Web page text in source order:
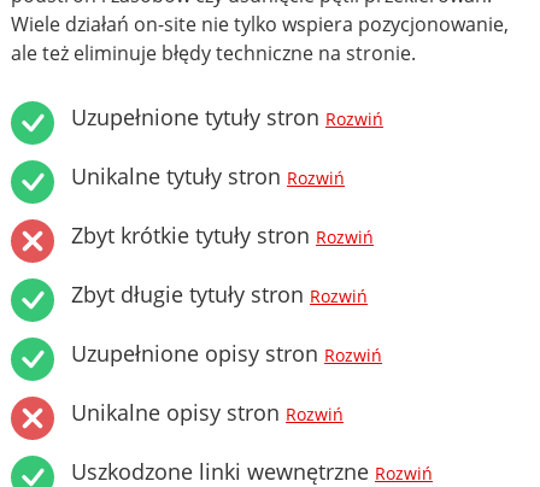
Wiele działań on-site nie tylko wspiera pozycjonowanie,
ale też eliminuje błędy techniczne na stronie.
Uzupełnione tytuły stron Rozwiń
Unikalne tytuły stron Rozwiń
Zbyt krótkie tytuły stron Rozwiń
Zbyt długie tytuły stron Rozwiń
Uzupełnione opisy stron Rozwiń
Unikalne opisy stron Rozwiń
Uszkodzone linki wewnętrzne Rozwiń